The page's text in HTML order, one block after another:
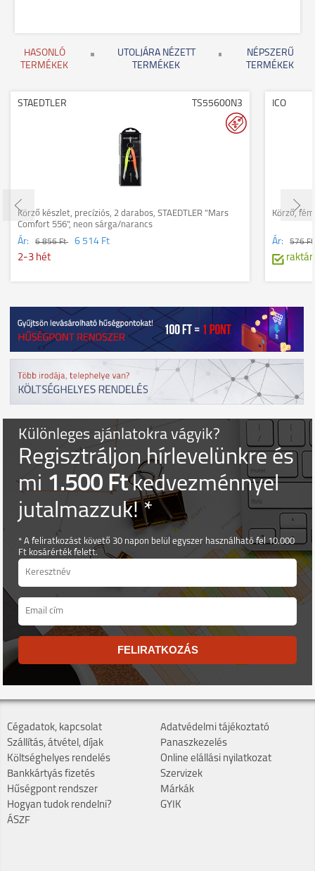
HASONLÓ
TERMÉKEK
UTOLJÁRA NÉZETT
TERMÉKEK
NÉPSZERŰ
TERMÉKEK
STAEDTLER TS55600N3
Körző készlet, precíziós, 2 darabos, STAEDTLER "Mars
Comfort 556", neon sárga/narancs
Ár: 6 856 Ft
6 514 Ft
2-3 hét
ICO
Körző,
Ár: 576 Ft
Különleges ajánlatokra vágyik?
Regisztráljon hírlevelünkre és
mi1.500 Ftkedvezménnyel
jutalmazzuk! *
* A feliratkozást követő 30 napon belül egyszer használható fel 10.000
Ft kosárérték felett.
FELIRATKOZÁS
Cégadatok, kapcsolat
Szállítás, átvétel, díjak
Költséghelyes rendelés
Bankkártyás fizetés
Hűségpont rendszer
Hogyan tudok rendelni?
ÁSZF
Adatvédelmi tájékoztató
Panaszkezelés
Online elállási nyilatkozat
Szervizek
Márkák
GYIK